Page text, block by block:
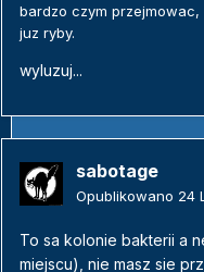
bardzo czym
juz ryby.
wyluzuj...
sabotage
Opublikowano 24
To sa kolonie bakterii a
miejscu), nie masz sie